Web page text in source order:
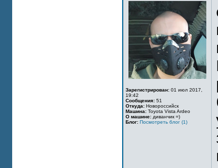
Зарегистрирован: 01 июл 2017,
19:42
Сообщения: 51
Откуда: Новороссийск
Машина: Toyota Vista Ardeo
О машине: диванчик =)
Блог: Посмотреть блог (1)